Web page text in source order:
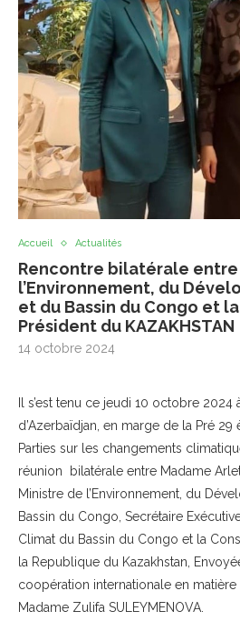
Accueil Actualités
Rencontre bilatérale
l’Environnement, du
et du Bassin du Congo et
Président du KAZAKHSTAN
14 octobre 2024
Il s’est tenu ce jeudi 10 octobre
d’Azerbaïdjan, en marge de la Pré
Parties sur les changements
réunion bilatérale entre Madame
Ministre de l’Environnement, du
Bassin du Congo, Secrétaire
Climat du Bassin du Congo et la
la Republique du Kazakhstan,
coopération internationale en matière
Madame Zulifa SULEYMENOVA.